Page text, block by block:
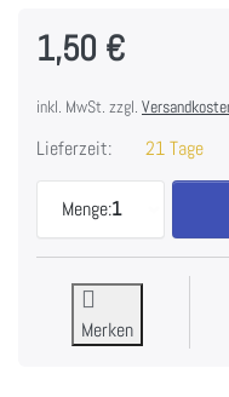
1,50 €
inkl. MwSt. zzgl.
Lieferzeit: 21 Tage
Menge:1
Merken